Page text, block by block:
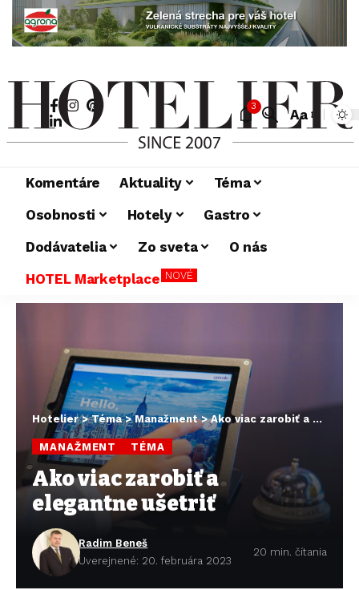
3
Aa
Komentáre Aktuality
Téma
Osobnosti
Hotely
Gastro
Dodávatelia
Zo sveta
O nás
HOTEL Marketplace NOVÉ
Hotelier>Téma>Manažment>Ako viac zarobiť a elegantne ušetriť
MANAŽMENT TÉMA
Ako viac zarobiť a
elegantne ušetriť
Radim Beneš
Uverejnené: 20. februára 2023
20 min. čítania